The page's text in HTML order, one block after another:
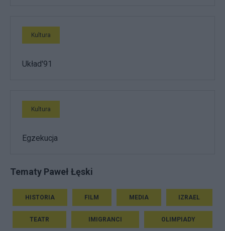
Kultura
Układ'91
Kultura
Egzekucja
Tematy Paweł Łęski
HISTORIA FILM MEDIA IZRAEL
TEATR IMIGRANCI OLIMPIADY